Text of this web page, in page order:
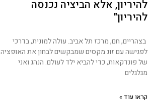
להיריון, אלא הביציה נכנסה
להיריון"
בצהריים, חם, מרכז תל אביב. עולה למונית, בדרכי
לפגישה עם זוג מקסים שמבקשים לבחון את האופציה
של פונדקאות, כדי להביא ילד לעולם. הנהג ואני
מגלגלים
קראו עוד »